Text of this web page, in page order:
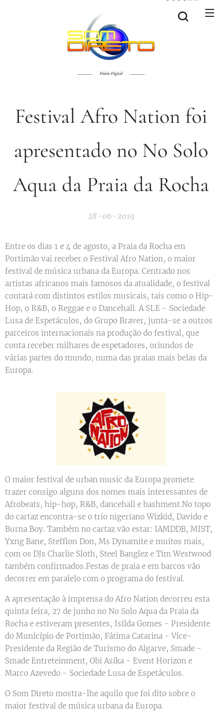
Diário Digital
Festival Afro Nation foi
apresentado no No Solo
Aqua da Praia da Rocha
28-06-2019
Entre os dias 1 e 4 de agosto, a Praia da Rocha em
Portimão vai receber o Festival Afro Nation, o maior
festival de música urbana da Europa. Centrado nos
artistas africanos mais famosos da atualidade, o festival
contará com distintos estilos musicais, tais como o Hip-
Hop, o R&B, o Reggae e o Dancehall. A SLE - Sociedade
Lusa de Espetáculos, do Grupo Braver, junta-se a outros
parceiros internacionais na produção do festival, que
conta receber milhares de espetadores, oriundos de
várias partes do mundo, numa das praias mais belas da
Europa.
O maior festival de urban music da Europa promete
trazer consigo alguns dos nomes mais interessantes de
Afrobeats, hip-hop, R&B, dancehall e bashment.No topo
do cartaz encontra-se o trio nigeriano Wizkid, Davido e
Burna Boy. Também no cartaz vão estar: IAMDDB, MIST,
Yxng Bane, Stefflon Don, Ms Dynamite e muitos mais,
com os DJs Charlie Sloth, Steel Banglez e Tim Westwood
também confirmados.Festas de praia e em barcos vão
decorrer em paralelo com o programa do festival.
A apresentação à imprensa do Afro Nation decorreu esta
quinta feira, 27 de junho no No Solo Aqua da Praia da
Rocha e estiveram presentes, Isilda Gomes - Presidente
do Município de Portimão, Fátima Catarina - Vice-
Presidente da Região de Turismo do Algarve, Smade -
Smade Entreteinment, Obi Asika - Event Horizon e
Marco Azevedo - Sociedade Lusa de Espetáculos.
O Som Direto mostra-lhe aquilo que foi dito sobre o
maior festival de música urbana da Europa.